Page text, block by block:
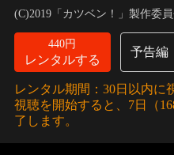
チキに嫌気がさした俊太郎は、
の映画館…。
(C)2019「カツベン！」製作委
440円
レンタルする
予告編
レンタル期間：30日以内に
視聴を開始すると、7日（
了します。